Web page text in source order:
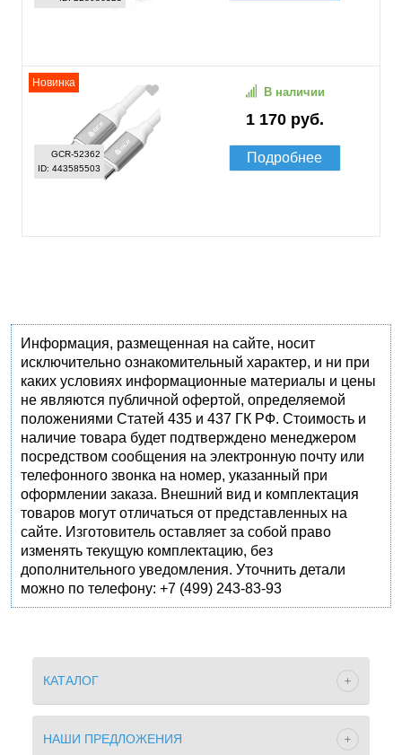
Новинка
GCR-52362
ID: 443585503
1 170 руб.
В наличии
Подробнее
Информация, размещенная на сайте, носит
исключительно ознакомительный характер, и ни при
каких условиях информационные материалы и цены
не являются публичной офертой, определяемой
положениями Статей 435 и 437 ГК РФ. Стоимость и
наличие товара будет подтверждено менеджером
посредством сообщения на электронную почту или
телефонного звонка на номер, указанный при
оформлении заказа. Внешний вид и комплектация
товаров могут отличаться от представленных на
сайте. Изготовитель оставляет за собой право
изменять текущую комплектацию, без
дополнительного уведомления. Уточнить детали
можно по телефону: +7 (499) 243-83-93
КАТАЛОГ
НАШИ ПРЕДЛОЖЕНИЯ